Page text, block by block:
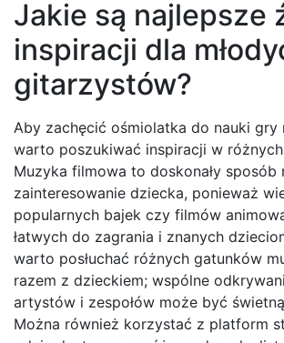
Jakie są najlepsze
inspiracji dla
gitarzystów?
Aby zachęcić ośmiolatka do nauki gry
warto poszukiwać inspiracji w różnych
Muzyka filmowa to doskonały sposób
zainteresowanie dziecka, ponieważ
popularnych bajek czy filmów
łatwych do zagrania i znanych
warto posłuchać różnych gatunków
razem z dzieckiem; wspólne
artystów i zespołów może być
Można również korzystać z platform